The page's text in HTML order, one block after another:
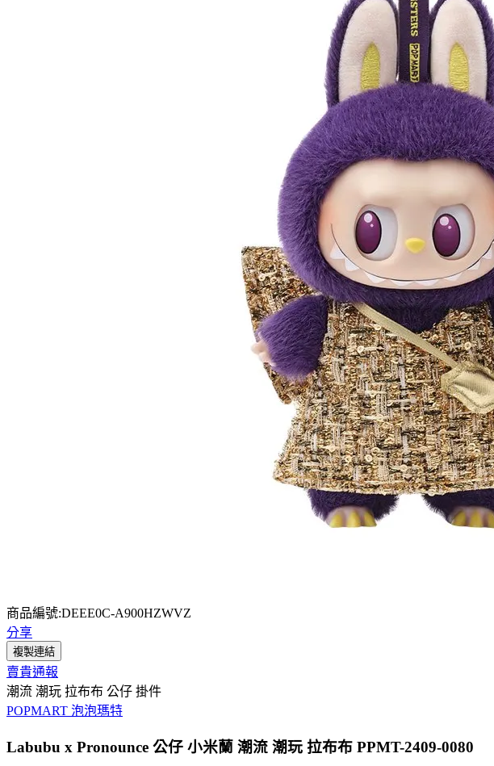
商品編號:DEEE0C-A900HZWVZ
分享
複製連結
賣貴通報
潮流 潮玩 拉布布 公仔 掛件
POPMART 泡泡瑪特
Labubu x Pronounce 公仔 小米蘭 潮流 潮玩 拉布布 PPMT-2409-0080